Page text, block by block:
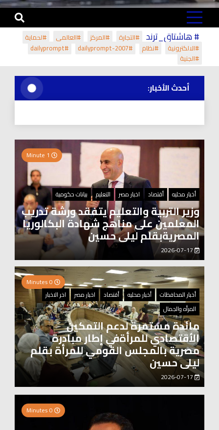
# هاشتاق_ترند #التجارة #المركز #العالمي
#لحماية
#الالكترونية
#نظام #dailyprompt-2007
#dailyprompt
#الجنية
أحدث الأخبار:
أخبار محليه أقتصاد اخبار مصر التعليم بيانات حكومية
وزير التربية والتعليم يتفقد ورشة تدريب
المعلمين على مناهج شهادة البكالوريا
المصريةبقلم ليلى حسين
أخبار المحافظات
أخبار محليه أقتصاد اخبار مصر
اخر الاخبار
المرأه والجمال
مائدة مستمرة لدعم التمكين
الأقتصادي للمرأةفي إطار مبادرة
مصرية بالمجلس القومي للمرأة بقلم
ليلى حسين
2026-07-17